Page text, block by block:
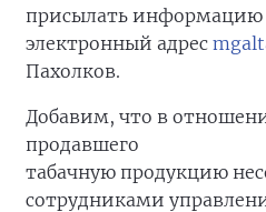
присылать информацию
электронный адрес
Пахолков.
Добавим, что в
продавшего
табачную продукцию
сотрудниками